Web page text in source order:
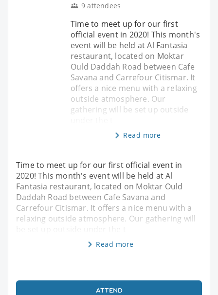
9 attendees
Time to meet up for our first
official event in 2020! This month's
event will be held at Al Fantasia
restaurant, located on Moktar
Ould Daddah Road between Cafe
Savana and Carrefour Citismar. It
offers a nice menu with a relaxing
outside atmosphere. Our
gathering will be set up outside
Read more
Time to meet up for our first official event in
2020! This month's event will be held at Al
Fantasia restaurant, located on Moktar Ould
Daddah Road between Cafe Savana and
Carrefour Citismar. It offers a nice menu with a
relaxing outside atmosphere. Our gathering will
Read more
ATTEND